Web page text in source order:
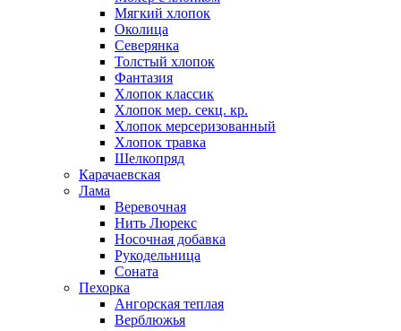
Мягкий хлопок
Околица
Северянка
Толстый хлопок
Фантазия
Хлопок классик
Хлопок мер. секц. кр.
Хлопок мерсеризованный
Хлопок травка
Шелкопряд
Карачаевская
Лама
Веревочная
Нить Люрекс
Носочная добавка
Рукодельница
Соната
Пехорка
Ангорская теплая
Верблюжья